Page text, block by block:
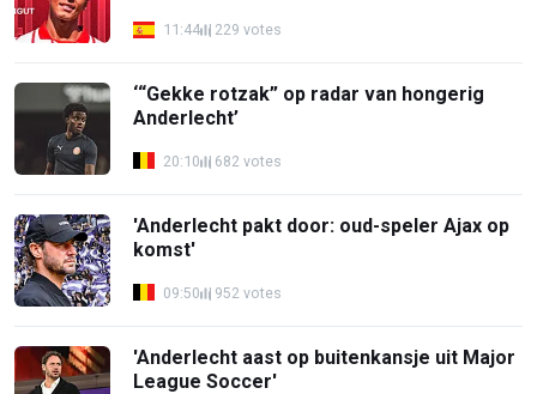
11:44 229 votes
‘“Gekke rotzak” op radar van hongerig
Anderlecht’
20:10 682 votes
'Anderlecht pakt door: oud-speler Ajax op
komst'
09:50 952 votes
'Anderlecht aast op buitenkansje uit Major
League Soccer'